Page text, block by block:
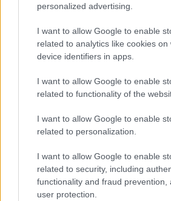
personalized advertising.
I want to allow Google to enable
related to analytics like cookies on
device identifiers in apps.
I want to allow Google to enable
related to functionality of the
I want to allow Google to enable
related to personalization.
I want to allow Google to enable
related to security, including
functionality and fraud prevention,
user protection.
Διαβάζονται αυτή τη στιγμή
Η χαμηλή… απόδοση
στοιχηματικές - Ποιος
του ΣΥΡΙΖΑ
Ποια είναι η (κυβερνητική)
οδικά έργα και τα εκτιμώμενα